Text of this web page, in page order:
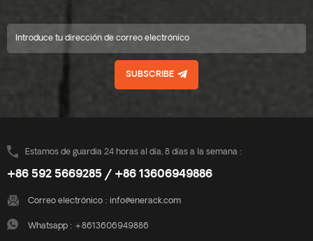
SUBSCRIBE
Estamos de guardia 24 horas al día, 8 días a la semana :
+86 592 5669285 / +86 13606949886
Correo electrónico : info@enerack.com
Whatsapp : +8613606949886